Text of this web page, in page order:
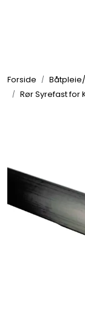
Forside
Rør Syrefast
Elektrisk
VVS
Motor/